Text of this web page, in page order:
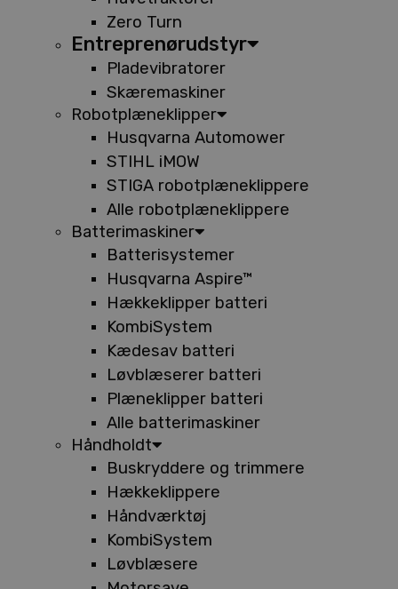
Zero Turn
Entreprenørudstyr
Pladevibratorer
Skæremaskiner
Robotplæneklipper
Husqvarna Automower
STIHL iMOW
STIGA robotplæneklippere
Alle robotplæneklippere
Batterimaskiner
Batterisystemer
Husqvarna Aspire™
Hækkeklipper batteri
KombiSystem
Kædesav batteri
Løvblæserer batteri
Plæneklipper batteri
Alle batterimaskiner
Håndholdt
Buskryddere og trimmere
Hækkeklippere
Håndværktøj
KombiSystem
Løvblæsere